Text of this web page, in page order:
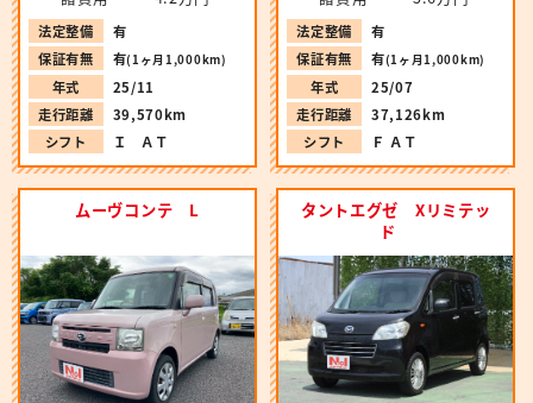
法定整備
有
保証有無
有(1ヶ月1,000km)
年式
25/11
走行距離
39,570km
シフト
Ｉ ＡＴ
法定整備
有
保証有無
有(1ヶ月1,000km)
年式
25/07
走行距離
37,126km
シフト
Ｆ ＡＴ
ムーヴコンテ L
タントエグゼ Xリミテッ
ド